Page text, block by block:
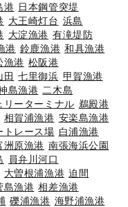
港 日本鋼管突堤
大王崎灯台 浜島
大淀漁港 有滝堤防
港 鈴鹿漁港 和具漁港
漁港 松阪港
田 七里御浜 甲賀漁港
島漁港 二木島
リーターミナル 鵜殿港
相賀浦漁港 安楽島漁港
トレース場 白浦漁港
洲原漁港 南張海浜公園
員弁川河口
大曽根浦漁港 迫間
島漁港 相差漁港
礫浦漁港 海野浦漁港